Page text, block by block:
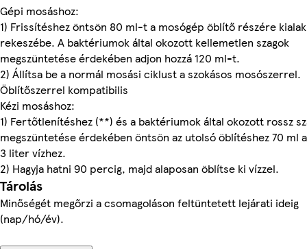
Gépi mosáshoz:
1) Frissítéshez öntsön 80 ml-t a mosógép öblítő részére
rekeszébe. A baktériumok által okozott kellemetlen szagok
megszüntetése érdekében adjon hozzá 120 ml-t.
2) Állítsa be a normál mosási ciklust a szokásos mosószerrel.
Öblítőszerrel kompatibilis
Kézi mosáshoz:
1) Fertőtlenítéshez (**) és a baktériumok által okozott rossz
megszüntetése érdekében öntsön az utolsó öblítéshez 70 ml
3 liter vízhez.
2) Hagyja hatni 90 percig, majd alaposan öblítse ki vízzel.
Tárolás
Minőségét megőrzi a csomagoláson feltüntetett lejárati ideig
(nap/hó/év).